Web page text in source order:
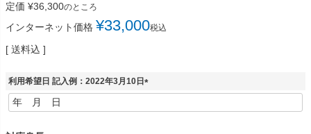
定価 ¥36,300のところ
インターネット価格 ¥33,000税込
送料込
利用希望日 記入例：2022年3月10日
(
必